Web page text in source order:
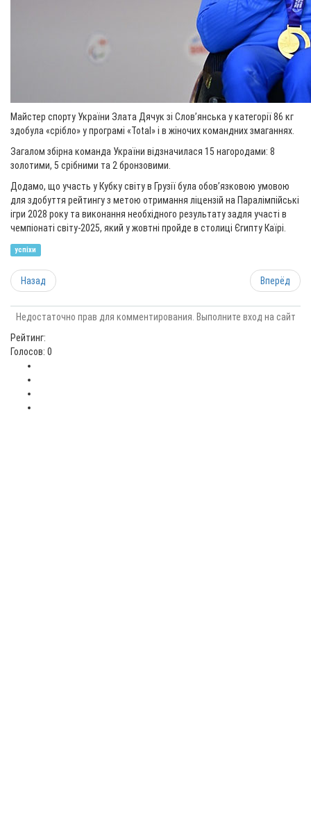
Майстер спорту України Злата Дячук зі Слов’янська у категорії 86 кг
здобула «срібло» у програмі «Total» і в жіночих командних змаганнях.
Загалом збірна команда України відзначилася 15 нагородами: 8
золотими, 5 срібними та 2 бронзовими.
Додамо, що участь у Кубку світу в Грузії була обов’язковою умовою
для здобуття рейтингу з метою отримання ліцензій на Паралімпійські
ігри 2028 року та виконання необхідного результату задля участі в
чемпіонаті світу-2025, який у жовтні пройде в столиці Єгипту Каїрі.
успіхи
Назад Вперёд
Недостаточно прав для комментирования. Выполните вход на сайт
Рейтинг:
Голосов: 0